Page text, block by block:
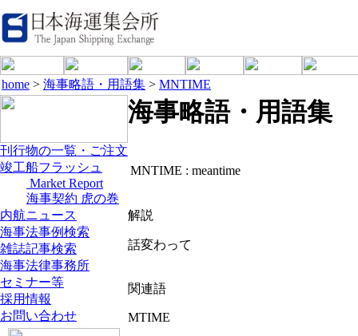
home > 海事略語・用語集 > MNTIME
刊行物の一覧・ご注文
竣工船フラッシュ
Market Report
海事契約 虎の巻
内航ニュース
海事法事例検索
雑誌記事検索
海事法律事務所
セミナー等
採用情報
お問い合わせ
海事略語・用語集
MNTIME : meantime
解説
話変わって
関連語
MTIME